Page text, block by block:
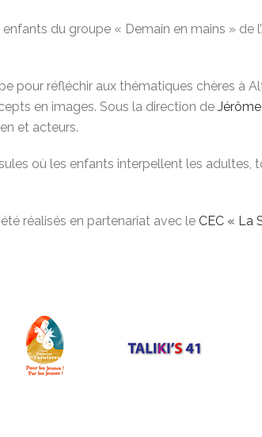
du groupe « Demain en mains » de
pour réfléchir aux thématiques chères à
en images. Sous la direction de
et acteurs.
où les enfants interpellent les adultes,
réalisés en partenariat avec le CEC « La